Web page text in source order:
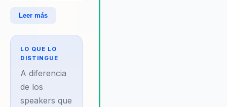
como una suma
dirigir mejor, sino
como la capacidad
de desarrollar
personas capaces
de crecer, decidir
Leer más
LO QUE LO
DISTINGUE
A diferencia
de los
speakers que